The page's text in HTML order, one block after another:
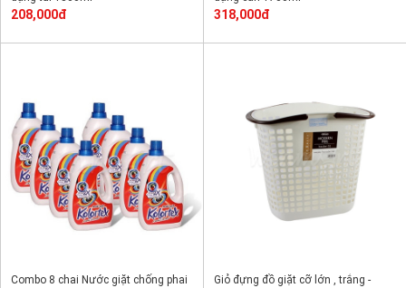
208,000đ 318,000đ
Combo 8 chai Nước giặt chống phai
Giỏ đựng đồ giặt cỡ lớn , trắng -